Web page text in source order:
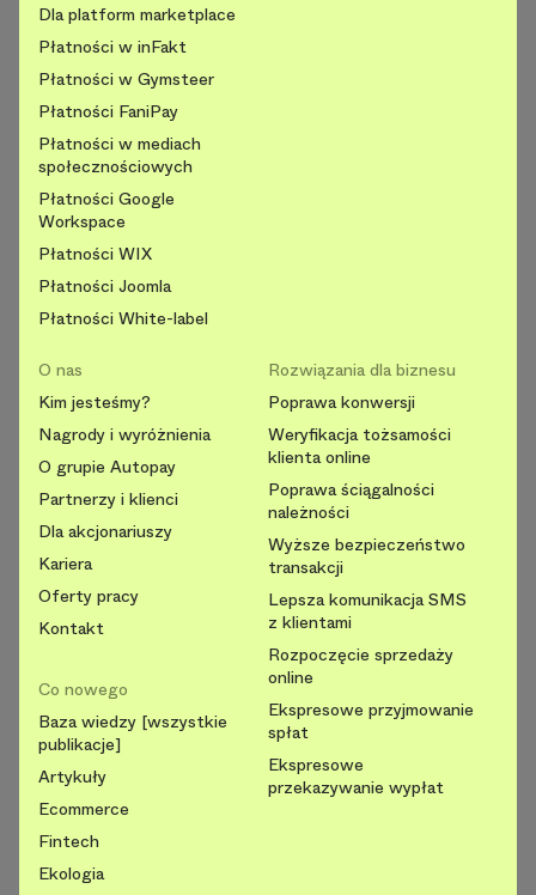
Dla platform marketplace
Płatności w inFakt
Płatności w Gymsteer
Płatności FaniPay
Płatności w mediach
społecznościowych
Płatności Google
Workspace
Płatności WIX
Płatności Joomla
Płatności White-label
O nas
Kim jesteśmy?
Nagrody i wyróżnienia
O grupie Autopay
Partnerzy i klienci
Dla akcjonariuszy
Kariera
Oferty pracy
Kontakt
Co nowego
Baza wiedzy [wszystkie
publikacje]
Artykuły
Ecommerce
Fintech
Ekologia
Rozwiązania dla biznesu
Poprawa konwersji
Weryfikacja tożsamości
klienta online
Poprawa ściągalności
należności
Wyższe bezpieczeństwo
transakcji
Lepsza komunikacja SMS
z klientami
Rozpoczęcie sprzedaży
online
Ekspresowe przyjmowanie
spłat
Ekspresowe
przekazywanie wypłat